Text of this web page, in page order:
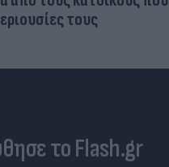
τους
το Flash.gr